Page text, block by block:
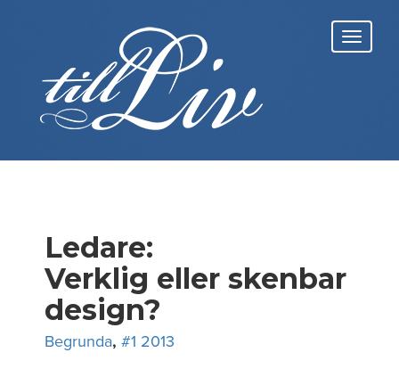
Ledare:
Verklig eller skenbar
design?
Begrunda, #1 2013